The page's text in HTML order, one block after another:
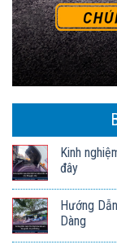
Kinh
đây
Hướng
Dàng